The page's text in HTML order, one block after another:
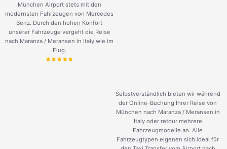
München Airport stets mit den
modernsten Fahrzeugen von Mercedes
Benz. Durch den hohen Konfort
unserer Fahrzeuge vergeht die Reise
nach Maranza / Meransen in Italy wie im
Flug.
Selbstverständlich bieten wir während
der Online-Buchung Ihrer Reise von
München nach Maranza / Meransen in
Italy oder retour mehrere
Fahrzeugmodelle an. Alle
Fahrzeugtypen eigenen sich ideal für